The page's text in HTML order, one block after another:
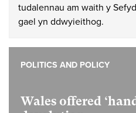
tudalennau am waith y
gael yn ddwyieithog.
Wales offered
POLITICS AND POLICY